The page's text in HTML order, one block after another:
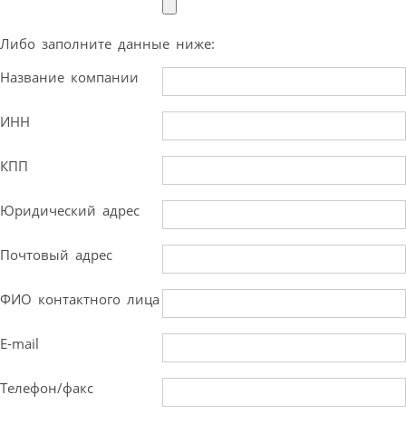
Либо заполните данные ниже:
Название компании
ИНН
КПП
Юридический адрес
Почтовый адрес
ФИО контактного лица
E-mail
Телефон/факс